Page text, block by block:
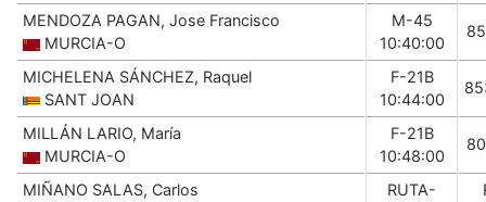
MENDOZA PAGAN, Jose Francisco
MURCIA-O
M-45
10:40:00
MICHELENA SÁNCHEZ, Raquel
SANT JOAN
F-21B
10:44:00
MILLÁN LARIO, María
MURCIA-O
F-21B
10:48:00
MIÑANO SALAS, Carlos
RUTA-